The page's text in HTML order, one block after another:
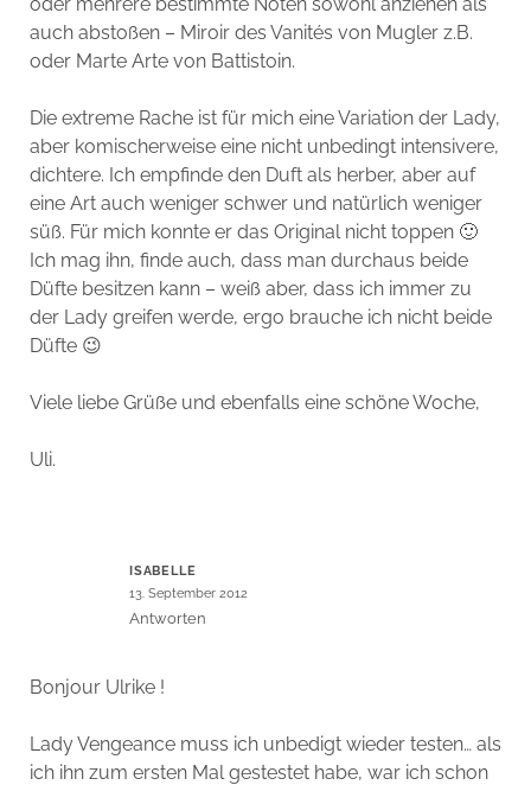
auch abstoßen – Miroir des Vanités von Mugler z.B.
oder Marte Arte von Battistoin.
Die extreme Rache ist für mich eine Variation der Lady,
aber komischerweise eine nicht unbedingt intensivere,
dichtere. Ich empfinde den Duft als herber, aber auf
eine Art auch weniger schwer und natürlich weniger
süß. Für mich konnte er das Original nicht toppen 🙂
Ich mag ihn, finde auch, dass man durchaus beide
Düfte besitzen kann – weiß aber, dass ich immer zu
der Lady greifen werde, ergo brauche ich nicht beide
Düfte 😉
Viele liebe Grüße und ebenfalls eine schöne Woche,
Uli.
ISABELLE
13. September 2012
Antworten
Bonjour Ulrike !
Lady Vengeance muss ich unbedigt wieder testen… als
ich ihn zum ersten Mal gestestet habe, war ich schon